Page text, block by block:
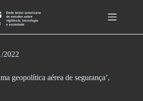
2022
geopolítica aérea de segurança’,